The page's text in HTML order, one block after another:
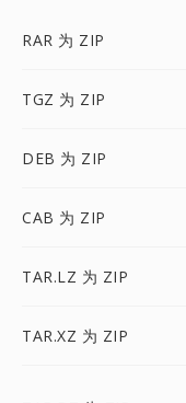
RAR 为 ZIP
TGZ 为 ZIP
DEB 为 ZIP
CAB 为 ZIP
TAR.LZ 为 ZIP
TAR.XZ 为 ZIP